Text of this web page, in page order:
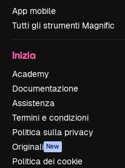
App mobile
Tutti gli strumenti Magnific
Inizia
Academy
Documentazione
Assistenza
Termini e condizioni
Politica sulla privacy
Originali New
Politica dei cookie